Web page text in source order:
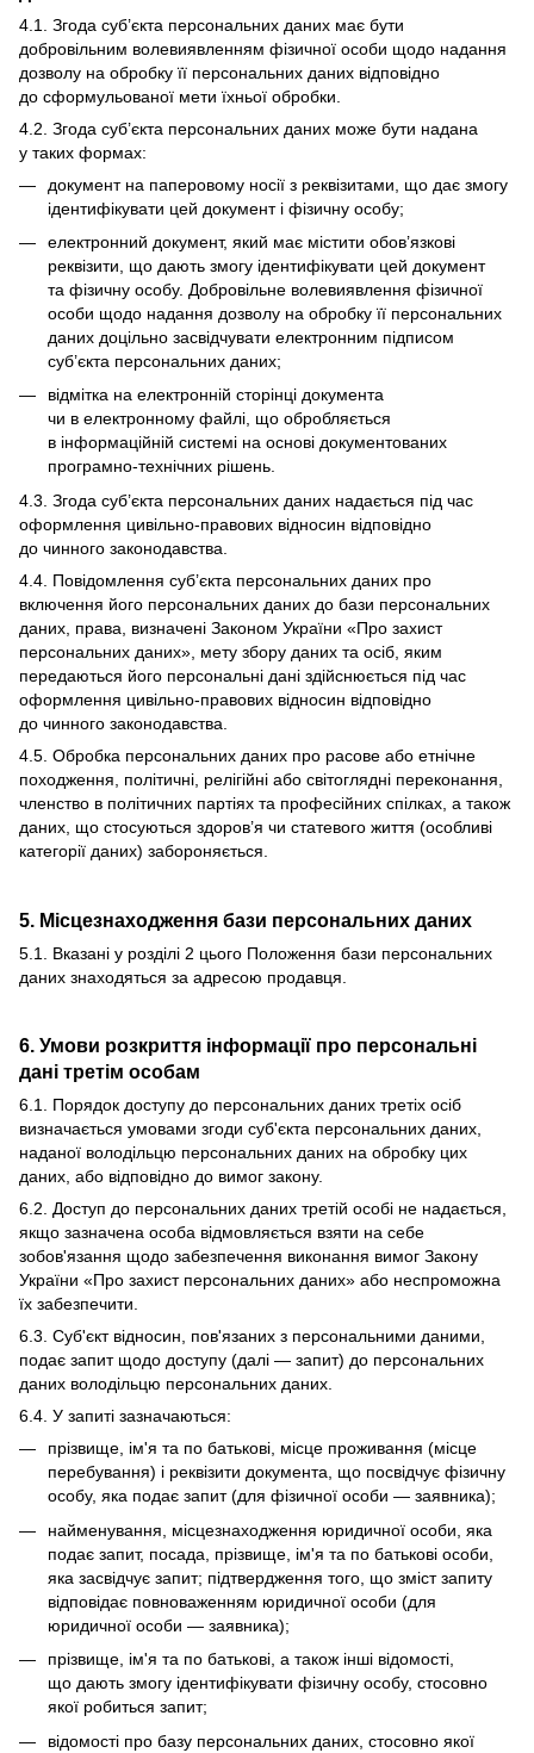
4.1. Згода суб’єкта персональних даних має бути
добровільним волевиявленням фізичної особи щодо надання
дозволу на обробку її персональних даних відповідно
до сформульованої мети їхньої обробки.
4.2. Згода суб’єкта персональних даних може бути надана
у таких формах:
документ на паперовому носії з реквізитами, що дає змогу
ідентифікувати цей документ і фізичну особу;
електронний документ, який має містити обов’язкові
реквізити, що дають змогу ідентифікувати цей документ
та фізичну особу. Добровільне волевиявлення фізичної
особи щодо надання дозволу на обробку її персональних
даних доцільно засвідчувати електронним підписом
суб’єкта персональних даних;
відмітка на електронній сторінці документа
чи в електронному файлі, що обробляється
в інформаційній системі на основі документованих
програмно-технічних рішень.
4.3. Згода суб’єкта персональних даних надається під час
оформлення цивільно-правових відносин відповідно
до чинного законодавства.
4.4. Повідомлення суб’єкта персональних даних про
включення його персональних даних до бази персональних
даних, права, визначені Законом України «Про захист
персональних даних», мету збору даних та осіб, яким
передаються його персональні дані здійснюється під час
оформлення цивільно-правових відносин відповідно
до чинного законодавства.
4.5. Обробка персональних даних про расове або етнічне
походження, політичні, релігійні або світоглядні переконання,
членство в політичних партіях та професійних спілках, а також
даних, що стосуються здоров’я чи статевого життя (особливі
категорії даних) забороняється.
5. Місцезнаходження бази персональних даних
5.1. Вказані у розділі 2 цього Положення бази персональних
даних знаходяться за адресою продавця.
6. Умови розкриття інформації про персональні
дані третім особам
6.1. Порядок доступу до персональних даних третіх осіб
визначається умовами згоди суб'єкта персональних даних,
наданої володільцю персональних даних на обробку цих
даних, або відповідно до вимог закону.
6.2. Доступ до персональних даних третій особі не надається,
якщо зазначена особа відмовляється взяти на себе
зобов'язання щодо забезпечення виконання вимог Закону
України «Про захист персональних даних» або неспроможна
їх забезпечити.
6.3. Суб'єкт відносин, пов'язаних з персональними даними,
подає запит щодо доступу (далі — запит) до персональних
даних володільцю персональних даних.
6.4. У запиті зазначаються:
прізвище, ім'я та по батькові, місце проживання (місце
перебування) і реквізити документа, що посвідчує фізичну
особу, яка подає запит (для фізичної особи — заявника);
найменування, місцезнаходження юридичної особи, яка
подає запит, посада, прізвище, ім'я та по батькові особи,
яка засвідчує запит; підтвердження того, що зміст запиту
відповідає повноваженням юридичної особи (для
юридичної особи — заявника);
прізвище, ім'я та по батькові, а також інші відомості,
що дають змогу ідентифікувати фізичну особу, стосовно
якої робиться запит;
відомості про базу персональних даних, стосовно якої